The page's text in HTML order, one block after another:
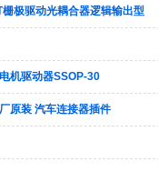
极驱动光耦合器逻辑输出型
机驱动器SSOP-30
原装 汽车连接器插件